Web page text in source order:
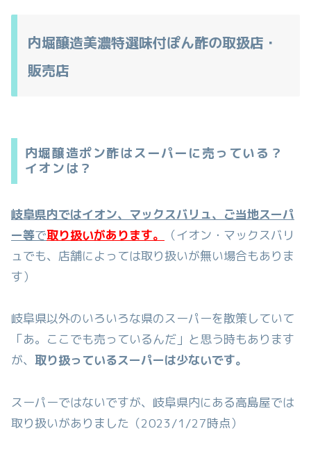
内堀醸造美濃特選味付ぽん酢の取扱店・
販売店
内堀醸造ポン酢はスーパーに売っている？
イオンは？
岐阜県内ではイオン、マックスバリュ、ご当地スーパ
ー等で取り扱いがあります。
（イオン・マックスバリ
ュでも、店舗によっては取り扱いが無い場合もありま
す）
岐阜県以外のいろいろな県のスーパーを散策していて
「あ。ここでも売っているんだ」と思う時もあります
が、 取り扱っているスーパーは少ないです。
スーパーではないですが、岐阜県内にある高島屋では
取り扱いがありました（2023/1/27時点）